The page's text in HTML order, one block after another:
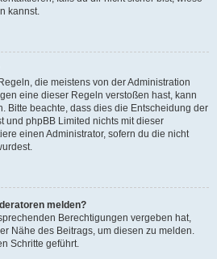
kannst.
die meistens von der Administration
eine dieser Regeln verstoßen hast, kann
Bitte beachte, dass dies die Entscheidung der
und phpBB Limited nichts mit dieser
einen Administrator, sofern du die nicht
melden?
Berechtigungen vergeben hat,
Nähe des Beitrags, um diesen zu melden.
Schritte geführt.